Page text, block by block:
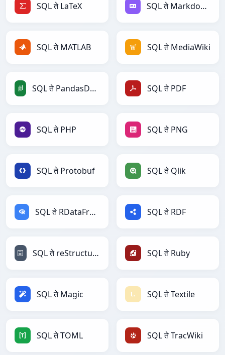
SQL ते LaTeX SQL ते Markdown
SQL ते MATLAB SQL ते MediaWiki
SQL ते PandasDataFrame SQL ते PDF
SQL ते PHP SQL ते PNG
SQL ते Protobuf SQL ते Qlik
SQL ते RDataFrame SQL ते RDF
SQL ते reStructuredText SQL ते Ruby
SQL ते Magic SQL ते Textile
SQL ते TOML SQL ते TracWiki